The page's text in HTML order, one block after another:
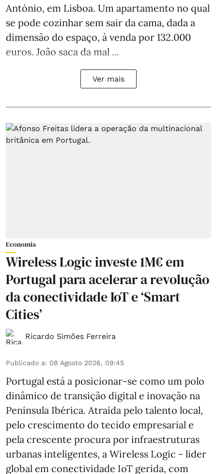
António, em Lisboa. Um apartamento no qual
se pode cozinhar sem sair da cama, dada a
dimensão do espaço, à venda por 132.000
euros. João saca da mal ...
Ver mais
Economia
Wireless Logic investe 1M€ em
Portugal para acelerar a revolução
da conectividade IoT e ‘Smart
Cities’
Ricardo Simões Ferreira
Publicado a: 08 Agosto 2026, 09:45
Portugal está a posicionar-se como um polo
dinâmico de transição digital e inovação na
Península Ibérica. Atraída pelo talento local,
pelo crescimento do tecido empresarial e
pela crescente procura por infraestruturas
urbanas inteligentes, a Wireless Logic - líder
global em conectividade IoT gerida, com